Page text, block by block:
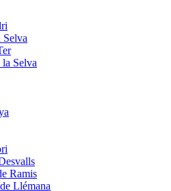
Selva
Selva
Ramis
Llémana